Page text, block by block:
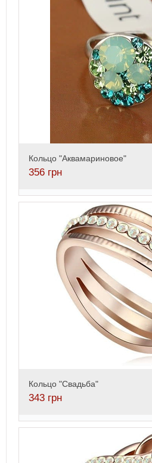
Кольцо "Аквамариновое"
356 грн
Кольцо "Свадьба"
343 грн